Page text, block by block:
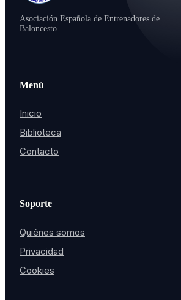
Asociación Española de Entrenadores de
Baloncesto.
Menú
Inicio
Biblioteca
Contacto
Soporte
Quiénes somos
Privacidad
Cookies